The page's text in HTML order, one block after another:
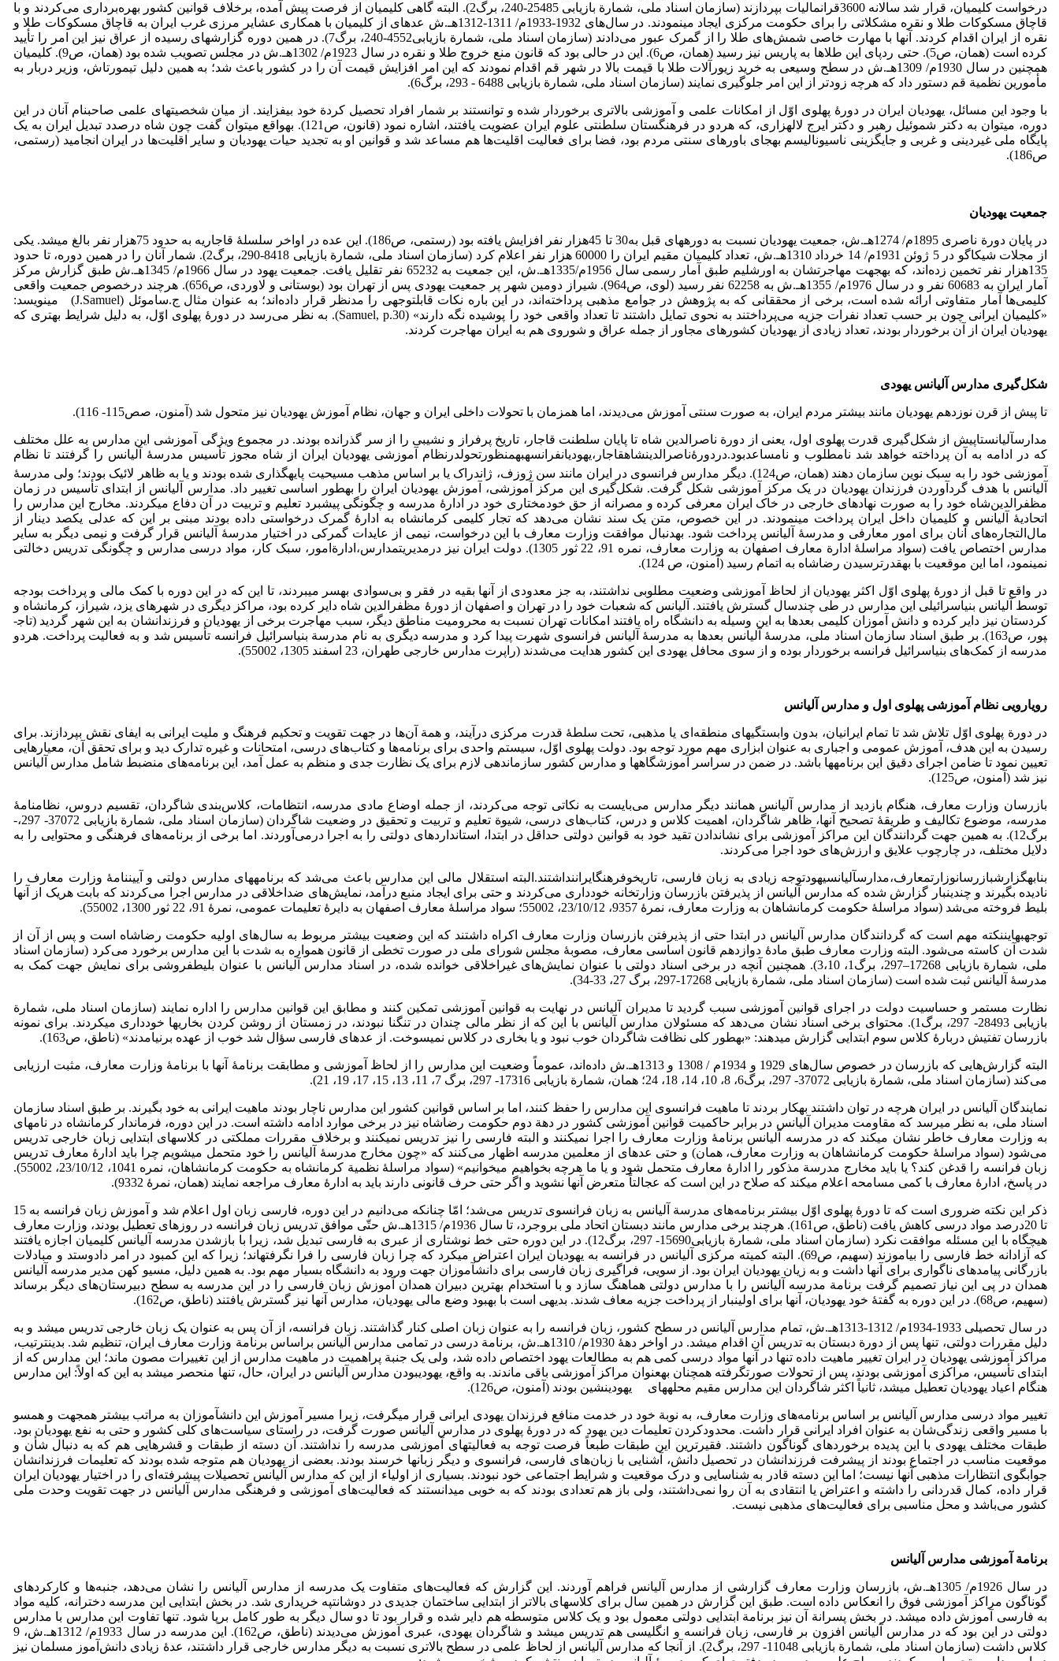
درخواست کلیمیان، قرار شد سالانه 3600قرانمالیات بپردازند (سازمان اسناد ملی، شمارة بازیابی 25485­-­240، برگ­2). البته گاهی کلیمیان از فرصت پیش­ آمده، برخلاف قوانین کشور بهره‌برداری می‌کردند و‌ با
قاچاق مسکوکات طلا و نقره مشکلاتی را برای حکومت مرکزی ایجاد می­نمودند. در سال‌های 1932­-­1933م/ 1311­-1312هـ.ش عده­ای از کلیمیان با همکاری عشایر مرزی غرب ایران به قاچاق مسکوکات طلا و
نقره از ایران اقدام کردند. آنها با مهارت خاصی شمش‌های طلا را از گمرک عبور می‌دادند (سازمان اسناد ملی، شمارة بازیابی­4552­-­240، برگ­7). در همین دوره گزارش­های رسیده از عراق نیز این امر را تأیید
کرده است (همان، ص­5). حتی ردپای این طلاها به پاریس نیز رسید (همان، ص­6). این در حالی بود که قانون منع خروج طلا و نقره در سال 1923م/ 1302هـ.ش در مجلس تصویب شده بود (همان، ص9). کلیمیان
همچنین در سال 1930م/ 1309هـ.ش در سطح وسیعی به خرید زیورآلات طلا با قیمت بالا در شهر قم اقدام نمودند که این امر افزایش قیمت آن را در کشور باعث شد؛ به همین دلیل تیمورتاش، وزیر دربار به
مأمورین نظمیة قم دستور داد که هرچه زودتر از این امر جلوگیری نمایند (سازمان اسناد ملی، شمارة بازیابی 6488 - 293، برگ6).
با وجود این مسائل، یهودیان ایران در دورۀ پهلوی اوّل از امکانات علمی و آموزشی بالاتری برخوردار شده و توانستند بر شمار افراد تحصیل کردة خود بیفزایند. از میان شخصیت­های علمی صاحب­نام آنان در این
دوره، می­توان به دکتر شموئیل رهبر و دکتر ایرج لاله­زاری، که هردو در فرهنگستان سلطنتی علوم ایران عضویت یافتند، اشاره نمود (قانون، ص­121). به­واقع می­توان گفت چون شاه درصدد تبدیل ایران به یک
پایگاه ملی غیردینی و غربی و جایگزینی ناسیونالیسم به­جای باورهای سنتی مردم بود، فضا برای فعالیت اقلیت‌ها هم مساعد شد و قوانین او به تجدید حیات یهودیان و سایر اقلیت‌ها در ایران انجامید (رستمی،
ص­186).
جمعیت یهودیان
در پایان دورة ناصری 1895م/ 1274هـ.ش، جمعیت یهودیان نسبت به دوره­های قبل به30 تا 45­هزار نفر افزایش یافته بود (رستمی، ص­186). این عده در اواخر سلسلۀ قاجاریه به حدود 75­هزار نفر بالغ می­شد. یکی
از مجلات شیکاگو در 5 ژوئن 1931م/ 14 خرداد 1310هـ.ش، تعداد کلیمیان مقیم ایران را 60000­ هزار نفر اعلام کرد (سازمان اسناد ملی، شمارة بازیابی 8418­-­290، برگ2). شمار آنان را در همین دوره، تا حدود
135­هزار نفر تخمین زده‌اند، که به­جهت مهاجرتشان به اورشلیم طبق آمار رسمی سال 1956م/­1335هـ.ش، این جمعیت به 65232 نفر تقلیل یافت. جمعیت یهود در سال 1966م/ 1345هـ.ش طبق گزارش مرکز
آمار ایران به 60683 نفر و در سال 1976م/ 1355هـ.ش به 62258 نفر رسید (لوی، ص­964). شیراز دومین شهر پر جمعیت یهودی پس از تهران بود (بوستانی و لاوردی، ص­656). هرچند درخصوص جمعیت واقعی
کلیمی‌ها آمار متفاوتی ارائه شده است، برخی از محققانی که به پژوهش در جوامع مذهبی پرداخته‌اند، در این­ باره نکات قابل­توجهی را مدنظر قرار داده‌اند؛ به­ عنوان مثال ج.­ساموئل (J.Samuel) می­نویسد:
«کلیمیان ایرانی چون بر حسب تعداد نفرات جزیه می‌پرداختند به نحوی تمایل داشتند تا تعداد واقعی خود را پوشیده نگه دارند» (Samuel, p.­30). به نظر می‌رسد در دورۀ پهلوی اوّل، به دلیل شرایط بهتری که
یهودیان ایران از آن برخوردار بودند، تعداد زیادی از یهودیان کشورهای مجاور از جمله عراق و شوروی هم به ایران مهاجرت کردند.
شکل‌گیری مدارس آلیانس یهودی
تا پیش از قرن نوزدهم یهودیان مانند بیشتر مردم ایران، به­ صورت سنتی آموزش می‌دیدند، اما همزمان با تحولات داخلی ایران و جهان، نظام آموزش یهودیان نیز متحول شد (آمنون، صص­115­- 116).
مدارسآلیانستاپیش از شکل‌گیری قدرت پهلوی اول، یعنی از دورة ناصرالدین شاه تا پایان سلطنت قاجار، تاریخ پرفراز و نشیبی را از سر گذرانده بودند. در مجموع ویژگی آموزشی این مدارس به علل مختلف
که در ادامه به آن پرداخته خواهد شد نامطلوب و نامساعدبود.دردورۀناصرالدینشاهقاجار،یهودیانفرانسهبهمنظورتحولدرنظام آموزشی یهودیان ایران از شاه مجوز تأسیس مدرسۀ آلیانس را گرفتند تا نظام
آموزشی خود را به سبک نوین سازمان دهند (همان، ص124). دیگر مدارس فرانسوی در ایران مانند سن ژوزف، ژاندراک یا بر اساس مذهب مسیحیت پایه­گذاری شده بودند و یا به ظاهر لائیک بودند؛ ولی مدرسۀ
آلیانس با هدف گردآوردن فرزندان یهودیان در یک مرکز آموزشی شکل گرفت. شکل‌گیری این مرکز آموزشی، آموزش یهودیان ایران را به­طور اساسی تغییر داد. مدارس آلیانس از ابتدای تأسیس در زمان
مظفرالدین‌شاه خود را به صورت نهادهای خارجی در خاک ایران معرفی کرده و مصرانه از حق خودمختاری خود در ادارۀ مدرسه و چگونگی پیشبرد تعلیم و تربیت در آن دفاع می­کردند. مخارج این مدارس را
اتحادیۀ آلیانس و کلیمیان داخل ایران پرداخت می­نمودند. در این خصوص، متن یک سند نشان می‌دهد که تجار کلیمی کرمانشاه به ادارۀ گمرک درخواستی داده بودند مبنی بر این که عدلی یکصد دینار از
مال‌التجاره‌های آنان برای امور معارفی و مدرسۀ آلیانس پرداخت شود. به­دنبال موافقت وزارت معارف با این درخواست، نیمی از عایدات گمرکی در اختیار مدرسۀ آلیانس قرار گرفت و نیمی دیگر به سایر
مدارس اختصاص یافت (سواد مراسلۀ ادارة معارف اصفهان به وزارت معارف، نمره 91، 22 ثور 1305). دولت ایران نیز درمدیریتمدارس،ادارةامور، سبک کار، مواد درسی مدارس و چگونگی تدریس دخالتی
نمی­نمود، اما این موقعیت با به­قدرت­رسیدن رضاشاه به اتمام رسید (آمنون، ص 124).
در واقع تا قبل از دورۀ پهلوی اوّل اکثر یهودیان از لحاظ آموزشی وضعیت مطلوبی نداشتند، به جز معدودی از آنها بقیه در فقر و بی‌سوادی به­سر می­بردند، تا این که در این دوره با کمک مالی و پرداخت بودجه
توسط آلیانس بنی­اسرائیلی این مدارس در طی چندسال گسترش یافتند. آلیانس که شعبات خود را در تهران و اصفهان از دورۀ مظفرالدین شاه دایر کرده بود، مراکز دیگری در شهرهای یزد، شیراز، کرمانشاه و
کردستان نیز دایر کرده و دانش آموزان کلیمی بعدها به این وسیله به دانشگاه راه یافتند امکانات تهران نسبت به محرومیت مناطق دیگر، سبب مهاجرت برخی از یهودیان و فرزندانشان به این شهر گردید (تاج­
پور، ص163). بر طبق اسناد سازمان اسناد ملی، مدرسۀ آلیانس بعدها به مدرسۀ آلیانس فرانسوی شهرت پیدا کرد و مدرسه دیگری به نام مدرسة بنی­اسرائیل فرانسه تأسیس شد و به فعالیت پرداخت. هردو
مدرسه از کمک‌های بنی­اسرائیل فرانسه برخوردار بوده و از سوی محافل یهودی این کشور هدایت می‌شدند (راپرت مدارس خارجی طهران، 23 اسفند 1305، 55002).
رویارویی نظام آموزشی پهلوی اول و مدارس آلیانس
در دورة پهلوی اوّل تلاش شد تا تمام ایرانیان، بدون وابستگی­های منطقه‌ای یا مذهبی، تحت سلطۀ قدرت مرکزی درآیند، و همة آن‌ها در جهت تقویت و تحکیم فرهنگ و ملیت ایرانی به ایفای نقش بپردازند. برای
رسیدن به این هدف، آموزش عمومی و اجباری به عنوان ابزاری مهم مورد توجه بود. دولت پهلوی اوّل، سیستم واحدی برای برنامه­‌ها و کتاب‌های درسی، امتحانات و غیره تدارک دید و برای تحقق آن، معیارهایی
تعیین نمود تا ضامن اجرای دقیق این برنامه­ها باشد. در ضمن در سراسر آموزشگاه­ها و مدارس کشور سازماندهی لازم برای یک نظارت جدی و منظم به عمل آمد، این برنامه‌های منضبط شامل مدارس آلیانس
نیز شد (آمنون، ص125).
بازرسان وزارت معارف، هنگام بازدید از مدارس آلیانس همانند دیگر مدارس می‌بایست به نکاتی توجه می‌کردند، از جمله اوضاع مادی مدرسه، انتظامات، کلاس‌بندی شاگردان، تقسیم دروس، نظامنامۀ
مدرسه، موضوع تکالیف و طریقۀ تصحیح آنها، ظاهر شاگردان، اهمیت کلاس و درس، کتاب‌های درسی، شیوة تعلیم و تربیت و تحقیق در وضعیت شاگردان (سازمان اسناد ملی، شمارة بازیابی 37072­- 297،­
برگ12). به همین جهت گردانندگان این مراکز آموزشی برای نشان­دادن تقید خود به قوانین دولتی حداقل در ابتدا، استانداردهای دولتی را به اجرا درمی‌آوردند. اما برخی از برنامه‌های فرهنگی و محتوایی را به
دلایل مختلف، در چارچوب علایق و ارزش‌های خود اجرا می‌کردند.
بنابهگزارشبازرسانوزارتمعارف،مدارسآلیانسیهودتوجه زیادی به زبان فارسی، تاریخوفرهنگایراننداشتند.البته استقلال مالی این مدارس باعث می‌شد که برنامه­های مدارس دولتی و آیین­نامۀ وزارت معارف را
نادیده بگیرند و چندین­بار گزارش شده که مدارس آلیانس از پذیرفتن بازرسان وزارتخانه خودداری می‌کردند و حتی برای ایجاد منبع درآمد، نمایش‌های ضداخلاقی در مدارس اجرا می‌کردند که بابت هریک از آنها
بلیط فروخته می‌شد (سواد مراسلۀ حکومت کرمانشاهان به وزارت معارف، نمرۀ 9357، 23/10/12، 55002؛ سواد مراسلۀ معارف اصفهان به دایرۀ تعلیمات عمومی، نمرۀ 91، 22 ثور 1300، 55002).
توجهبهایننکته مهم است که گردانندگان مدارس آلیانس در ابتدا حتی از پذیرفتن بازرسان وزارت معارف اکراه داشتند که این وضعیت بیشتر مربوط به سال‌های اولیه حکومت رضاشاه است و پس از آن از
شدت آن کاسته می‌شود. البته وزارت معارف طبق مادۀ دوازدهم قانون اساسی معارف، مصوبۀ مجلس شورای ملی در صورت تخطی از قانون همواره به شدت با این مدارس برخورد می‌کرد (سازمان اسناد
ملی، شمارة بازیابی 17268­–297، برگ1،­ 3،­­10). همچنین آنچه در برخی اسناد دولتی با عنوان نمایش‌های غیراخلاقی خوانده شده، در اسناد مدارس آلیانس با عنوان بلیط­فروشی برای نمایش جهت کمک به
مدرسۀ آلیانس ثبت شده است (سازمان اسناد ملی، شمارة بازیابی 17268­-297، برگ 27، 33-34).
نظارت مستمر و حساسیت دولت در اجرای قوانین آموزشی سبب گردید تا مدیران آلیانس در نهایت به قوانین آموزشی تمکین کنند و مطابق این قوانین مدارس را اداره نمایند (سازمان اسناد ملی، شمارة
بازیابی 28493- 297، برگ1). محتوای برخی اسناد نشان می‌دهد که مسئولان مدارس آلیانس با این که از نظر مالی چندان در تنگنا نبودند، در زمستان از روشن کردن بخاری­ها خودداری می­کردند. برای نمونه
بازرسان تفتیش دربارۀ کلاس سوم ابتدایی گزارش می­دهند: «به­طور کلی نظافت شاگردان خوب نبود و یا بخاری در کلاس نمی­سوخت. از عده­ای فارسی سؤال شد خوب از عهده برنیامدند» (ناطق، ص­163).
البته گزارش‌هایی که بازرسان در خصوص سال‌های 1929 و 1934م / ­1308 ­و 1313هـ.ش داده‌اند، عموماً وضعیت این مدارس را از لحاظ آموزشی و مطابقت برنامۀ آنها با برنامۀ وزارت معارف، مثبت ارزیابی
می‌کند (سازمان اسناد ملی، شمارة بازیابی 37072­- 297، برگ­6، 8، 10، 14، 18، 24؛ همان، شمارة بازیابی 17316­- 297، برگ 7، 11، 13، 15، 17، 19، 21).
نمایندگان آلیانس در ایران هرچه در توان داشتند به­کار بردند تا ماهیت فرانسوی این مدارس را حفظ کنند، اما بر اساس قوانین کشور این مدارس ناچار بودند ماهیت ایرانی به خود بگیرند. بر طبق اسناد سازمان
اسناد ملی، به نظر می­رسد که مقاومت مدیران آلیانس در برابر حاکمیت قوانین آموزشی کشور در دهة دوم حکومت رضاشاه نیز در برخی موارد ادامه داشته است. در این دوره، فرماندار کرمانشاه در نامه­ای
به وزارت معارف خاطر نشان می­کند که در مدرسه آلیانس برنامۀ وزارت معارف را اجرا نمی­کنند و البته فارسی را نیز تدریس نمی­کنند و برخلاف مقررات مملکتی در کلاس­های ابتدایی زبان خارجی تدریس
می‌شود (سواد مراسلۀ حکومت کرمانشاهان به وزارت معارف، همان) و حتی عده­ای از معلمین مدرسه اظهار می‌کنند که «چون مخارج مدرسۀ آلیانس را خود متحمل می­شویم چرا باید ادارۀ معارف تدریس
زبان فرانسه را قدغن کند؟ یا باید مخارج مدرسة مذکور را ادارۀ معارف متحمل شود و یا ما هرچه بخواهیم می­خوانیم» (سواد مراسلۀ نظمیة کرمانشاه به حکومت کرمانشاهان، نمره 1041، 23/10/12، 55002).
در پاسخ، ادارۀ معارف با کمی مسامحه اعلام می­کند که صلاح در این است که عجالتاً متعرض آنها نشوید و اگر حتی حرف قانونی دارند باید به ادارۀ معارف مراجعه نمایند (همان، نمرۀ 9332).
ذکر این نکته ضروری است که تا دورۀ پهلوی اوّل بیشتر برنامه‌های مدرسة آلیانس به زبان فرانسوی تدریس می‌شد؛ امّا چنان­که می‌دانیم در این دوره، فارسی زبان اول اعلام شد و آموزش زبان فرانسه به 15
تا 20­درصد مواد درسی کاهش یافت (ناطق، ص161). هرچند برخی مدارس مانند دبستان اتحاد ملی بروجرد، تا سال 1936م/ 1315هـ.ش حتّی موافق تدریس زبان فرانسه در روزهای تعطیل بودند، وزارت معارف
هیچگاه با این مسئله موافقت نکرد (سازمان اسناد ملی، شمارة بازیابی15690­- 297، برگ12). در این دوره حتی خط نوشتاری از عبری به فارسی تبدیل شد، زیرا با بازشدن مدرسه آلیانس کلیمیان اجازه یافتند
که آزادانه خط فارسی را بیاموزند (سهیم، ص­69). البته کمیته مرکزی آلیانس در فرانسه به یهودیان ایران اعتراض می­کرد که چرا زبان فارسی را فرا نگرفته­اند؛ زیرا که این کمبود در امر داد­و­ستد و مبادلات
بازرگانی پیامدهای ناگواری برای آنها داشت و به زیان یهودیان ایران بود. از سویی، فراگیری زبان فارسی برای دانش­آموزان جهت ورود به دانشگاه بسیار مهم بود. به همین دلیل، مسیو کهن مدیر مدرسه آلیانس
همدان در پی این نیاز تصمیم گرفت برنامة مدرسه آلیانس را با مدارس دولتی هماهنگ سازد و با استخدام بهترین دبیران همدان آموزش زبان فارسی را در این مدرسه به سطح دبیرستان‌های دیگر برساند
(سهیم، ص68). در این دوره به گفتۀ خود یهودیان، آنها برای اولین­بار از پرداخت جزیه معاف شدند. بدیهی است با بهبود وضع مالی یهودیان، مدارس آنها نیز گسترش یافتند (ناطق، ص162).
در سال تحصیلی 1933­-­1934م/ 1312­-­1313هـ.ش، تمام مدارس آلیانس در سطح کشور، زبان فرانسه را به عنوان زبان اصلی کنار گذاشتند. زبان فرانسه، از آن پس به عنوان یک زبان خارجی تدریس می­شد و به
دلیل مقررات دولتی، تنها پس از دورة دبستان به تدریس آن اقدام می­شد. در اواخر دهۀ 1930م/ 1310هـ.ش، برنامة درسی در تمامی مدارس آلیانس براساس برنامة وزارت معارف ایران، تنظیم شد. بدین­ترتیب،
مراکز آموزشی یهودیان در ایران تغییر ماهیت داده تنها در آنها مواد درسی کمی هم به مطالعات یهود اختصاص داده شد، ولی یک جنبة پراهمیت در ماهیت مدارس از این تغییرات مصون ماند؛ این مدارس که از
ابتدای تأسیس، مراکزی آموزشی بودند، پس از تحولات صورت­گرفته همچنان به­­عنوان مراکز آموزشی باقی­ ماندند. به­ واقع، یهودی­بودن مدارس آلیانس در ایران، حال، تنها منحصر می­شد به این که اولاً: این مدارس
هنگام اعیاد یهودیان تعطیل می­شد، ثانیاً اکثر شاگردان این مدارس مقیم محله­های یهودی­نشین بودند (آمنون، ص126).
تغییر مواد درسی مدارس آلیانس بر اساس برنامه‌های وزارت معارف، به نوبة خود در خدمت منافع فرزندان یهودی ایرانی قرار می­گرفت، زیرا مسیر آموزش این دانش­آموزان به مراتب بیشتر هم­جهت و هم­سو
با مسیر واقعی زندگی‌شان به عنوان افراد ایرانی قرار داشت. محدودکردن تعلیمات دین یهود که در دورۀ پهلوی در مدارس آلیانس صورت گرفت، در راستای سیاست‌های کلی کشور و حتی به نفع یهودیان بود.
طبقات مختلف یهودی با این پدیده برخوردهای گوناگون داشتند. فقیرترین این طبقات طبعاً فرصت توجه به فعالیت­های آموزشی مدرسه را نداشتند. آن­ دسته از طبقات و قشرهایی هم که به دنبال ‌شأن و
موقعیت مناسب در اجتماع بودند از پیشرفت فرزندانشان در تحصیل دانش، آشنایی با زبان‌های فارسی، فرانسوی و دیگر زبان­ها خرسند بودند. بعضی از یهودیان هم متوجه شده بودند که تعلیمات فرزندانشان
جواب­گوی انتظارات مذهبی آنها نیست؛ اما این دسته قادر به شناسایی و درک موقعیت و شرایط اجتماعی خود نبودند. بسیاری از اولیاء از این که مدارس آلیانس تحصیلات پیشرفته‌ای را در اختیار یهودیان ایران
قرار داده، کمال قدردانی را داشته و اعتراض یا انتقادی به آن روا نمی‌داشتند، ولی باز هم تعدادی بودند که به خوبی می­دانستند که فعالیت‌های آموزشی و فرهنگی مدارس آلیانس در جهت تقویت وحدت ملی
کشور می‌باشد و محل مناسبی برای فعالیت‌های مذهبی نیست.
برنامة آموزشی مدارس آلیانس
در سال 1926م/ 1305هـ.ش، بازرسان وزارت معارف گزارشی از مدارس آلیانس فراهم آوردند. این گزارش که فعالیت‌های متفاوت یک مدرسه از مدارس آلیانس را نشان می‌دهد، جنبه‌ها و کارکردهای
گوناگون مراکز آموزشی فوق را انعکاس داده است. طبق این گزارش در همین سال برای کلاس­های بالاتر از ابتدایی ساختمان جدیدی در دوشان­تپه خریداری شد. در بخش ابتدایی این مدرسه دخترانه، کلیه مواد
به فارسی آموزش داده می­شد. در بخش پسرانة آن نیز برنامة ابتدایی دولتی معمول بود و یک کلاس متوسطه هم دایر شده و قرار بود تا دو سال دیگر به طور کامل برپا شود. تنها تفاوت این مدارس با مدارس
دولتی در این بود که در مدارس آلیانس افزون بر فارسی، زبان فرانسه و انگلیسی هم تدریس می­شد و شاگردان یهودی، عبری آموزش می‌دیدند (ناطق، ص162). این مدرسه در سال 1933م/ 1312هـ.ش، 9
کلاس داشت (سازمان اسناد ملی، شمارة بازیابی 11048­- 297، برگ­2). از آنجا که مدارس آلیانس از لحاظ علمی در سطح بالاتری نسبت به دیگر مدارس خارجی قرار داشتند، عدۀ زیادی دانش‌آموز مسلمان نیز